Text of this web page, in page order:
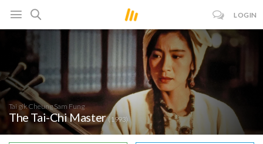
LOGIN
Tai gik Cheung Sam Fung
The Tai-Chi Master(1993)